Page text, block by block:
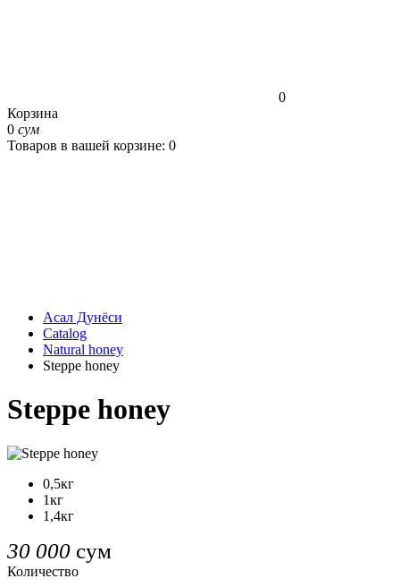
0
Корзина
0 сум
Товаров в вашей корзине: 0
Асал Дунёси
Catalog
Natural honey
Steppe honey
Steppe honey
0,5кг
1кг
1,4кг
30 000 сум
Количество